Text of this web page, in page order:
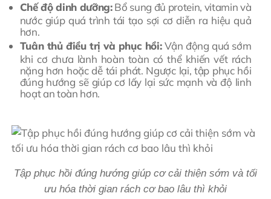
Chế độ dinh dưỡng:Bổ sung đủ protein, vitamin và
nước giúp quá trình tái tạo sợi cơ diễn ra hiệu quả
hơn.
Tuân thủ điều trị và phục hồi:Vận động quá sớm
khi cơ chưa lành hoàn toàn có thể khiến vết rách
nặng hơn hoặc dễ tái phát. Ngược lại, tập phục hồi
đúng hướng sẽ giúp cơ lấy lại sức mạnh và độ linh
hoạt an toàn hơn.
Tập phục hồi đúng hướng giúp cơ cải thiện sớm và tối
ưu hóa thời gian rách cơ bao lâu thì khỏi